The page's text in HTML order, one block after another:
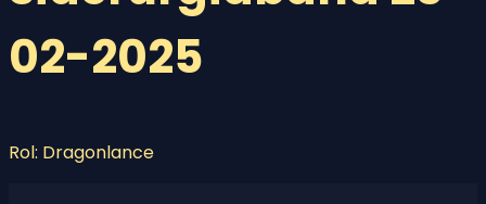
02-2025
Rol: Dragonlance